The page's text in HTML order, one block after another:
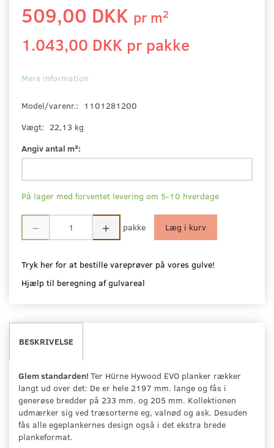
509,00 DKK pr m2
1.043,00 DKK pr pakke
Mere information
Model/varenr.:
1101281200
Vægt: 22,13 kg
Angiv antal m²:
På lager med forventet levering om 5-10 hverdage
pakke Læg i kurv
Tryk her for at bestille vareprøver på vores gulve!
Hjælp til beregning af gulvareal
BESKRIVELSE
Glem standarden! Ter Hürne Hywood EVO planker rækker
langt ud over det: De er hele 2197 mm. lange og fås i
generøse bredder på 233 mm. og 205 mm. Kollektionen
udmærker sig ved træsorterne eg, valnød og ask. Desuden
fås alle egeplankernes design også i det ekstra brede
plankeformat.